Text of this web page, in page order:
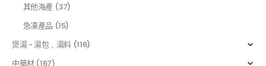
其他海產 (37)
急凍產品 (15)
煲湯 - 湯包﹑湯料 (116)
中藥材 (167)